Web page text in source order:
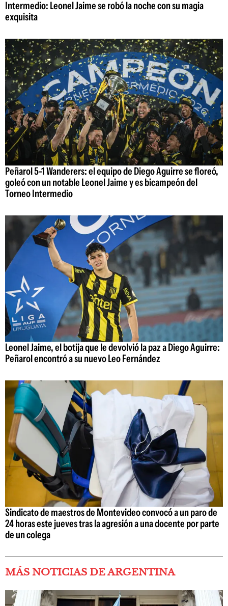
Intermedio: Leonel Jaime se robó la noche con su magia
exquisita
Peñarol 5-1 Wanderers: el equipo de Diego Aguirre se floreó,
goleó con un notable Leonel Jaime y es bicampeón del
Torneo Intermedio
Leonel Jaime, el botija que le devolvió la paz a Diego Aguirre:
Peñarol encontró a su nuevo Leo Fernández
Sindicato de maestros de Montevideo convocó a un paro de
24 horas este jueves tras la agresión a una docente por parte
de un colega
MÁS NOTICIAS DE ARGENTINA